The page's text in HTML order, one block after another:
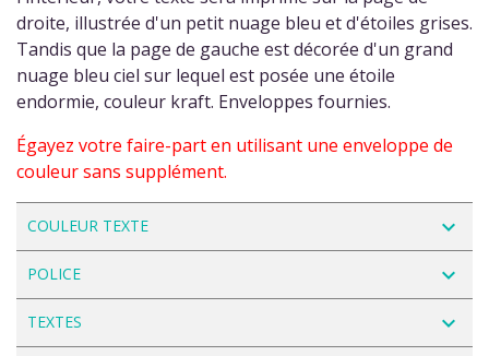
droite, illustrée d'un petit nuage bleu et d'étoiles grises.
Tandis que la page de gauche est décorée d'un grand
nuage bleu ciel sur lequel est posée une étoile
endormie, couleur kraft. Enveloppes fournies.
Égayez votre faire-part en utilisant une enveloppe de
couleur sans supplément.
COULEUR TEXTE navigate_next
POLICE navigate_next
TEXTES navigate_next